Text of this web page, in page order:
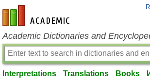
en-academic.com
Academic Dictionaries and
Interpretations Translations Books